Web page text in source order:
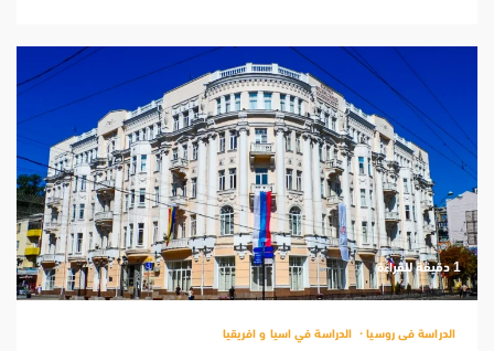
‫1 دقيقة للقراءة
الدراسة فى روسيا الدراسة في اسيا و افريقيا